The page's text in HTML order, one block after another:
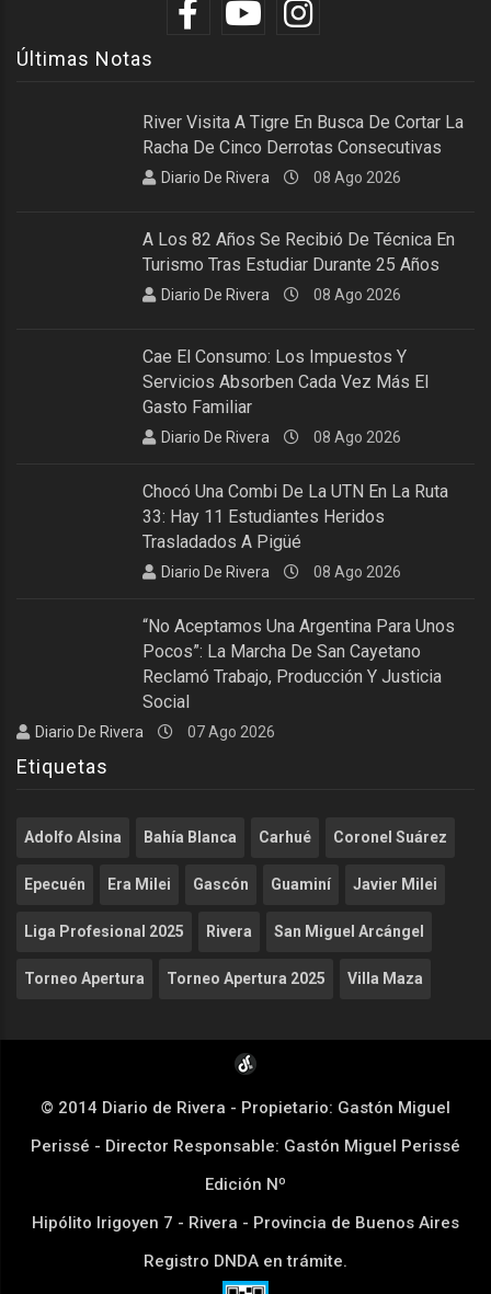
Últimas Notas
River Visita A Tigre En Busca De Cortar La
Racha De Cinco Derrotas Consecutivas
Diario De Rivera 08 Ago 2026
A Los 82 Años Se Recibió De Técnica En
Turismo Tras Estudiar Durante 25 Años
Diario De Rivera 08 Ago 2026
Cae El Consumo: Los Impuestos Y
Servicios Absorben Cada Vez Más El
Gasto Familiar
Diario De Rivera 08 Ago 2026
Chocó Una Combi De La UTN En La Ruta
33: Hay 11 Estudiantes Heridos
Trasladados A Pigüé
Diario De Rivera 08 Ago 2026
“No Aceptamos Una Argentina Para Unos
Pocos”: La Marcha De San Cayetano
Reclamó Trabajo, Producción Y Justicia
Social
Diario De Rivera 07 Ago 2026
Etiquetas
Adolfo Alsina Bahía Blanca Carhué Coronel Suárez
Epecuén Era Milei Gascón Guaminí Javier Milei
Liga Profesional 2025 Rivera San Miguel Arcángel
Torneo Apertura Torneo Apertura 2025 Villa Maza
© 2014 Diario de Rivera - Propietario: Gastón Miguel
Perissé - Director Responsable: Gastón Miguel Perissé
Edición Nº
Hipólito Irigoyen 7 - Rivera - Provincia de Buenos Aires
Registro DNDA en trámite.